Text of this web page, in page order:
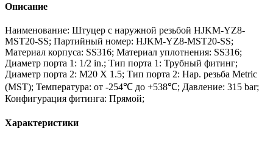
Описание
Наименование: Штуцер с наружной резьбой HJKM-YZ8-
MST20-SS; Партийный номер: HJKM-YZ8-MST20-SS;
Материал корпуса: SS316; Материал уплотнения: SS316;
Диаметр порта 1: 1/2 in.; Тип порта 1: Трубный фитинг;
Диаметр порта 2: M20 X 1.5; Тип порта 2: Нар. резьба Metric
(MST); Температура: от -254℃ до +538℃; Давление: 315 bar;
Конфигурация фитинга: Прямой;
Характеристики